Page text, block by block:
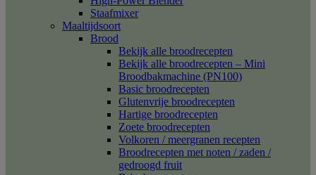
Staafmixer
Maaltijdsoort
Brood
Bekijk alle broodrecepten
Bekijk alle broodrecepten – Mini
Broodbakmachine (PN100)
Basic broodrecepten
Glutenvrije broodrecepten
Hartige broodrecepten
Zoete broodrecepten
Volkoren / meergranen recepten
Broodrecepten met noten / zaden /
gedroogd fruit